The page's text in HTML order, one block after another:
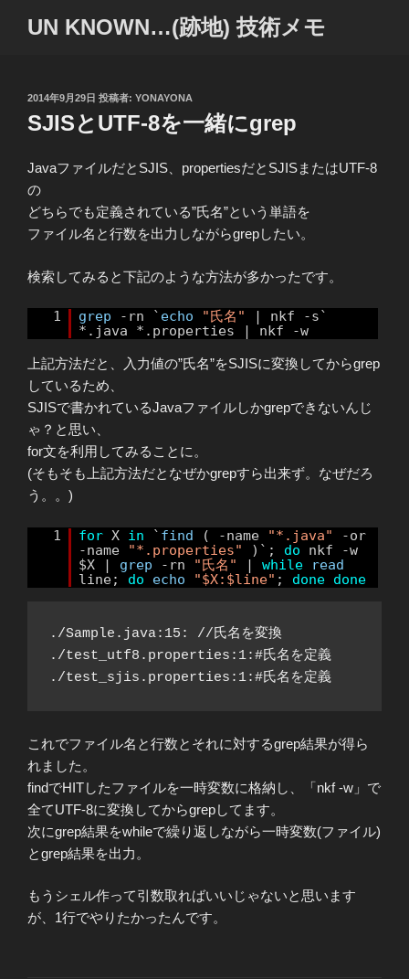
UN KNOWN…(跡地) 技術メモ
投
稿
日:
2014年9月29日 投稿者: YONAYONA
SJISとUTF-8を一緒にgrep
JavaファイルだとSJIS、propertiesだとSJISまたはUTF-8
の
どちらでも定義されている”氏名”という単語を
ファイル名と行数を出力しながらgrepしたい。
検索してみると下記のような方法が多かったです。
1 grep -rn ` echo "氏名"
| nkf -s`
*.java *.properties | nkf -w
上記方法だと、入力値の”氏名”をSJISに変換してからgrep
しているため、
SJISで書かれているJavaファイルしかgrepできないんじ
ゃ？と思い、
for文を利用してみることに。
(そもそも上記方法だとなぜかgrepすら出来ず。なぜだろ
う。。)
1 for X in ` find ( -name "*.java"
-or
-name
"*.properties" )`; do
nkf -w
$X | grep -rn "氏名" | while
read
line; do echo "$X:$line" ; done done
./Sample.java:15: //氏名を変換
./test_utf8.properties:1:#氏名を定義
これでファイル名と行数とそれに対するgrep結果が得ら
れました。
findでHITしたファイルを一時変数に格納し、「nkf -w」で
全てUTF-8に変換してからgrepしてます。
次にgrep結果をwhileで繰り返しながら一時変数(ファイル)
とgrep結果を出力。
もうシェル作って引数取ればいいじゃないと思います
が、1行でやりたかったんです。